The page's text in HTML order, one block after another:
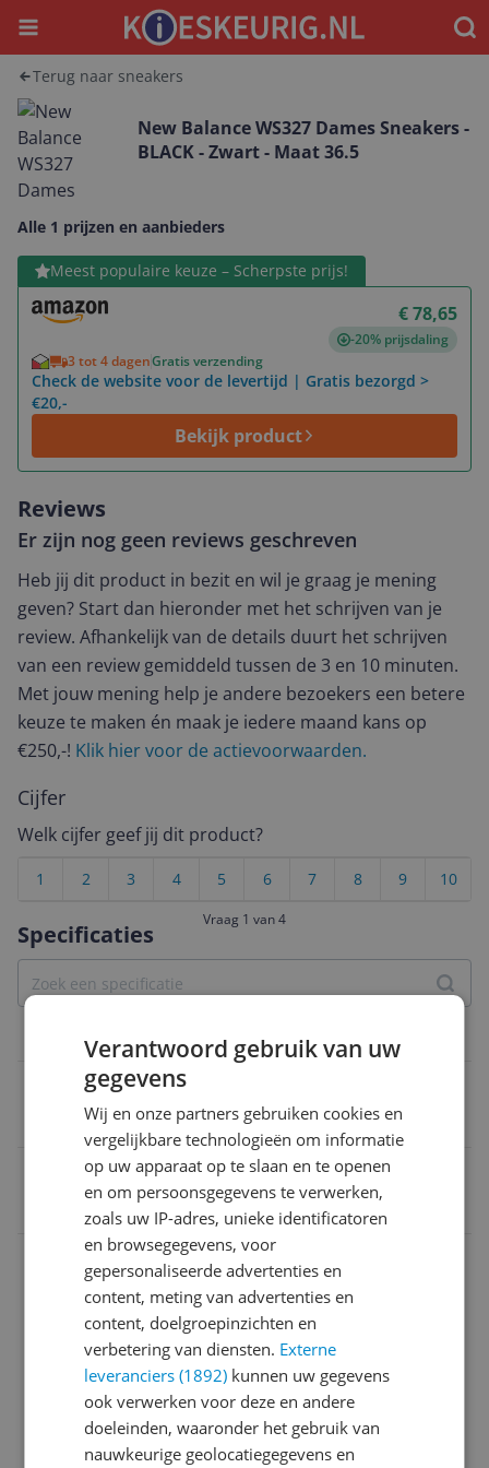
Menu
Terug naar sneakers
New Balance WS327 Dames Sneakers -
BLACK - Zwart - Maat 36.5
Alle 1 prijzen en aanbieders
Meest populaire keuze – Scherpste prijs!
€ 78,65
-20% prijsdaling
3 tot 4 dagenGratis verzending
Check de website voor de levertijd | Gratis bezorgd >
€20,-
Bekijk product
Bekijk product
Specificaties
Productinformatie
Verpakkingsgewicht
0194768771637
Eigenschappen
Maat
Materiaal
Model
Overige kenmerken
Reviews
Er zijn nog geen reviews geschreven
Heb jij dit product in bezit en wil je graag je mening
geven? Start dan hieronder met het schrijven van je
review. Afhankelijk van de details duurt het schrijven
van een review gemiddeld tussen de 3 en 10 minuten.
Met jouw mening help je andere bezoekers een betere
keuze te maken én maak je iedere maand kans op
€250,-! Klik hier voor de actievoorwaarden.
Cijfer
Welk cijfer geef jij dit product?
10
9
8
7
6
5
4
3
2
1
Vraag 1 van 4
Verantwoord gebruik van uw
gegevens
Wij en onze partners gebruiken cookies en
vergelijkbare technologieën om informatie
op uw apparaat op te slaan en te openen
en om persoonsgegevens te verwerken,
zoals uw IP-adres, unieke identificatoren
en browsegegevens, voor
gepersonaliseerde advertenties en
content, meting van advertenties en
content, doelgroepinzichten en
verbetering van diensten. Externe
leveranciers (1892) kunnen uw gegevens
ook verwerken voor deze en andere
doeleinden, waaronder het gebruik van
nauwkeurige geolocatiegegevens en